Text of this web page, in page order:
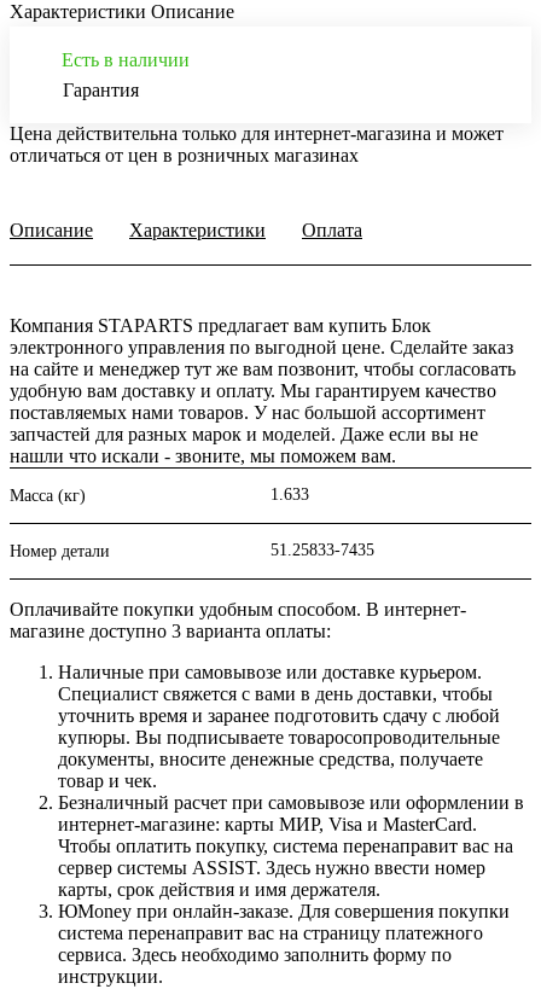
Характеристики Описание
Есть в наличии
Гарантия
Цена действительна только для интернет-магазина и может
отличаться от цен в розничных магазинах
Описание Характеристики Оплата
Компания STAPARTS предлагает вам купить Блок
электронного управления по выгодной цене. Сделайте заказ
на сайте и менеджер тут же вам позвонит, чтобы согласовать
удобную вам доставку и оплату. Мы гарантируем качество
поставляемых нами товаров. У нас большой ассортимент
запчастей для разных марок и моделей. Даже если вы не
нашли что искали - звоните, мы поможем вам.
Масса (кг) 1.633
Номер детали 51.25833-7435
Оплачивайте покупки удобным способом. В интернет-
магазине доступно 3 варианта оплаты:
Наличные при самовывозе или доставке курьером.
Специалист свяжется с вами в день доставки, чтобы
уточнить время и заранее подготовить сдачу с любой
купюры. Вы подписываете товаросопроводительные
документы, вносите денежные средства, получаете
товар и чек.
Безналичный расчет при самовывозе или оформлении в
интернет-магазине: карты МИР, Visa и MasterCard.
Чтобы оплатить покупку, система перенаправит вас на
сервер системы ASSIST. Здесь нужно ввести номер
карты, срок действия и имя держателя.
ЮMoney при онлайн-заказе. Для совершения покупки
система перенаправит вас на страницу платежного
сервиса. Здесь необходимо заполнить форму по
инструкции.